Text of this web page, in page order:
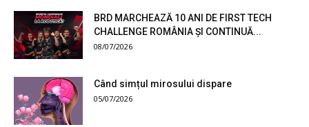
BRD MARCHEAZĂ 10 ANI DE FIRST TECH
CHALLENGE ROMÂNIA ȘI CONTINUĂ...
08/07/2026
Când simțul mirosului dispare
05/07/2026